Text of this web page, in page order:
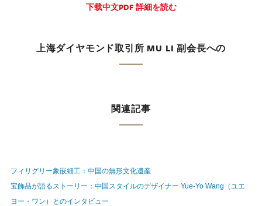
下载中文PDF 詳細を読む
上海ダイヤモンド取引所 MU LI 副会長への
関連記事
フィリグリー象嵌細工：中国の無形文化遺産
宝飾品が語るストーリー：中国スタイルのデザイナー Yue-Yo Wang（ユエ
ヨー・ワン）とのインタビュー